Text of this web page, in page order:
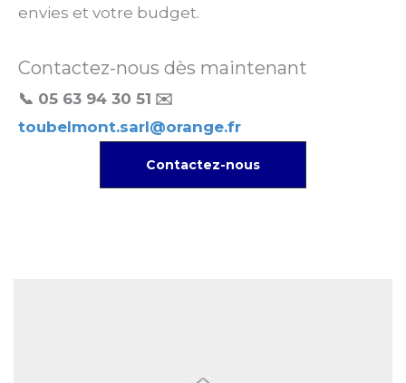
envies et votre budget.
Contactez-nous dès maintenant
📞 05 63 94 30 51 ✉️
toubelmont.sarl@orange.fr
Contactez-nous